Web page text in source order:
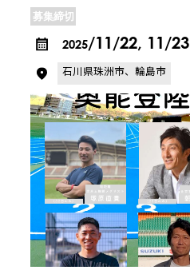
募集締切
2025/11/22, 11/23
石川県珠洲市、輪島市